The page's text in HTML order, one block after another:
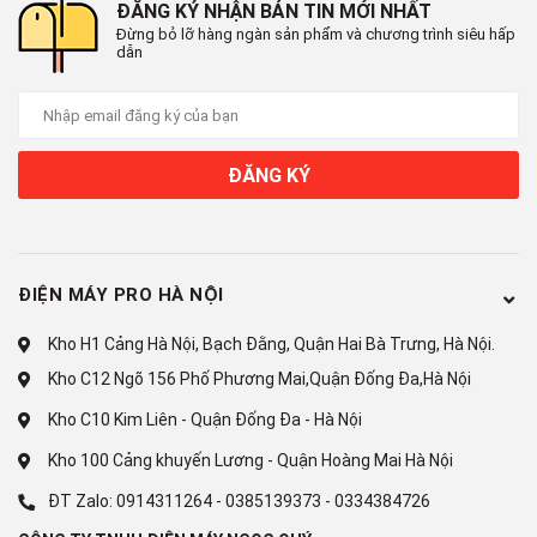
Bảo quản chân không
Bảo quản chân không ở 0.8atm, Băng lọc chống Oxy hóa và
chất xúc tác quang hóa độc đáo giúp cho các loại thực phẩm
dưỡng. Ngăn chân không giúp thực phẩm được lưu trữ lâu hơn
mà vẫn đảm bảo chất dinh dưỡng và màu sắc tươi mới.
Trong các hệ thống làm lạnh thông thường, băng tuyết hình
Recycling làm đá tự động bằng cách nạp đầy bình nước của
ngăn làm đá. Không cần hệ thống ống cấp nước. Chức năng
làm đá nhanh chỉ mất 80 phút để tạo thành viên đá so với 120
ĐĂNG KÝ NHẬN BẢN TIN MỚI NHẤT
Đừng bỏ lỡ hàng ngàn sản phẩm và chương trình siêu hấp
dẫn
ĐĂNG KÝ
ĐIỆN MÁY PRO HÀ NỘI
Kho H1 Cảng Hà Nội, Bạch Đằng, Quận Hai Bà Trưng, Hà Nội.
Kho C12 Ngõ 156 Phố Phương Mai,Quận Đống Đa,Hà Nội
Kho C10 Kim Liên - Quận Đống Đa - Hà Nội
Kho 100 Cảng khuyến Lương - Quận Hoàng Mai Hà Nội
ĐT Zalo: 0914311264 - 0385139373 - 0334384726